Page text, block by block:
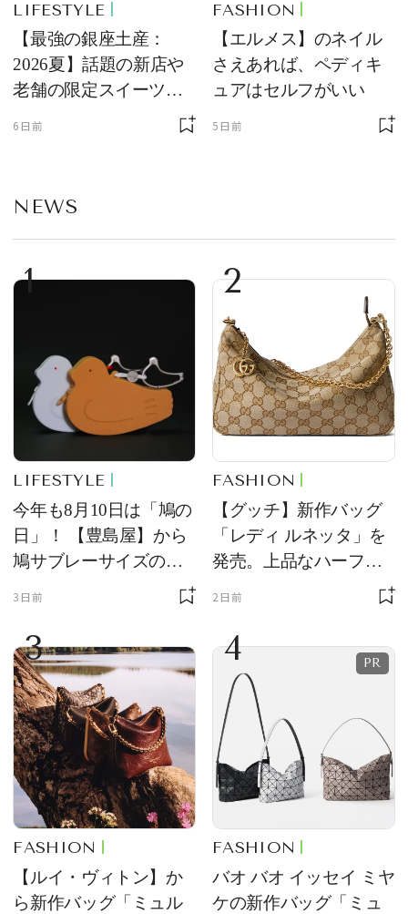
LIFESTYLE
【最強の銀座土産：
2026夏】話題の新店や
老舗の限定スイーツを
ゲット【＃SPURおやつ
6日前
FASHION
【エルメス】のネイル
さえあれば、ペディキ
ュアはセルフがいい
5日前
NEWS
1
LIFESTYLE
今年も8月10日は「鳩の
日」！ 【豊島屋】から
鳩サブレーサイズのポ
ーチ「はとっこ」を限
3日前
2
FASHION
【グッチ】新作バッグ
「レディ ルネッタ」を
発売。上品なハーフム
ーン型がスタイリング
2日前
3
FASHION
【ルイ・ヴィトン】か
ら新作バッグ「ミュル
4
FASHION
バオ バオ イッセイ ミヤ
ケの新作バッグ「ミュ